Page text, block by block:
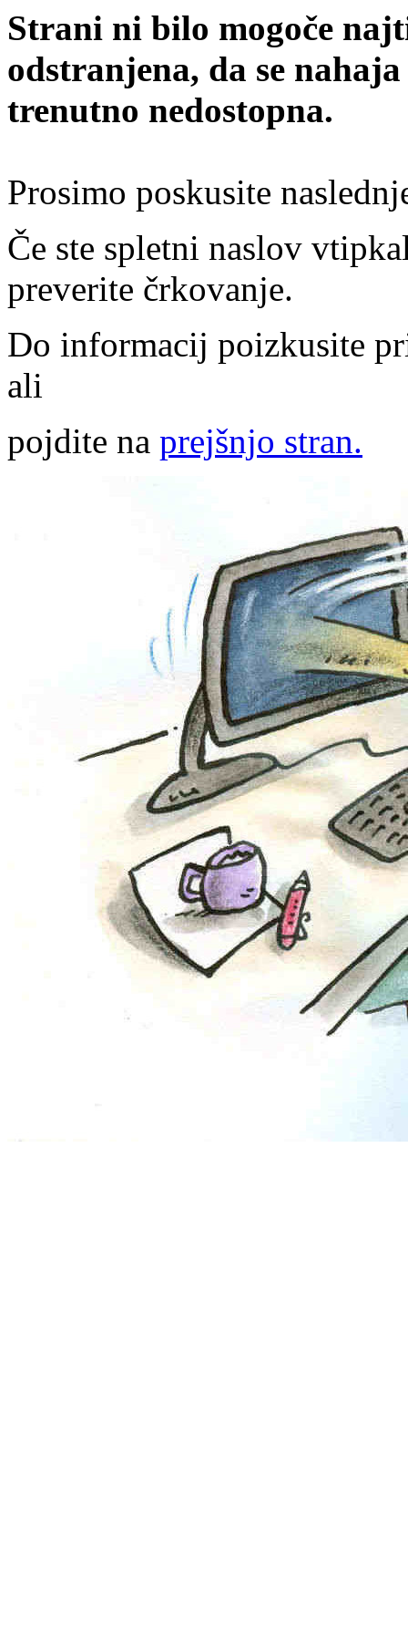
Strani ni bilo mogoče
odstranjena, da se
trenutno nedostopna.
Prosimo poskusite
Če ste spletni naslov
preverite črkovanje.
Do informacij poizkusite
ali
pojdite na prejšnjo stran.